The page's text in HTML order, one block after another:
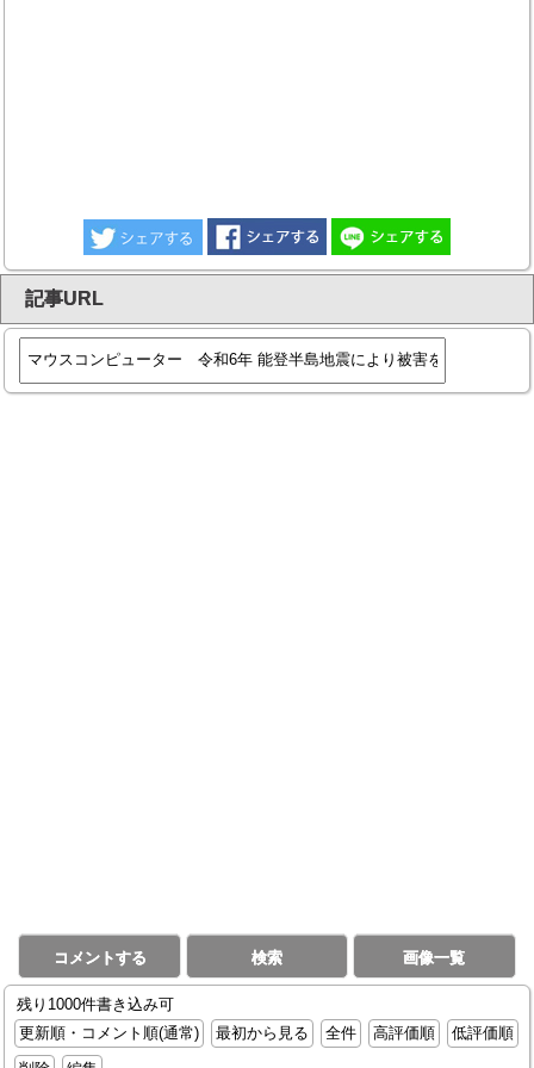
記事URL
コメントする 検索 画像一覧
残り1000件書き込み可
更新順・コメント順(通常)
最初から見る 全件 高評価順
低評価順